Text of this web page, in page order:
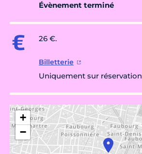
Évènement terminé
26 €.
Billetterie
Uniquement sur réservation
+
−